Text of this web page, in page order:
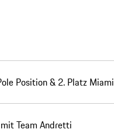
Position & 2. Platz Miami
Team Andretti